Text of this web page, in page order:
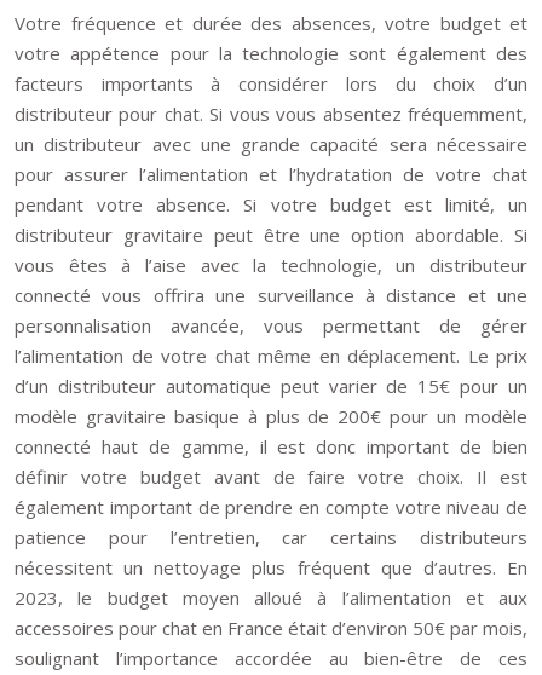
Votre fréquence et durée des absences, votre budget et
votre appétence pour la technologie sont également des
facteurs importants à considérer lors du choix d’un
distributeur pour chat. Si vous vous absentez fréquemment,
un distributeur avec une grande capacité sera nécessaire
pour assurer l’alimentation et l’hydratation de votre chat
pendant votre absence. Si votre budget est limité, un
distributeur gravitaire peut être une option abordable. Si
vous êtes à l’aise avec la technologie, un distributeur
connecté vous offrira une surveillance à distance et une
personnalisation avancée, vous permettant de gérer
l’alimentation de votre chat même en déplacement. Le prix
d’un distributeur automatique peut varier de 15€ pour un
modèle gravitaire basique à plus de 200€ pour un modèle
connecté haut de gamme, il est donc important de bien
définir votre budget avant de faire votre choix. Il est
également important de prendre en compte votre niveau de
patience pour l’entretien, car certains distributeurs
nécessitent un nettoyage plus fréquent que d’autres. En
2023, le budget moyen alloué à l’alimentation et aux
accessoires pour chat en France était d’environ 50€ par mois,
soulignant l’importance accordée au bien-être de ces